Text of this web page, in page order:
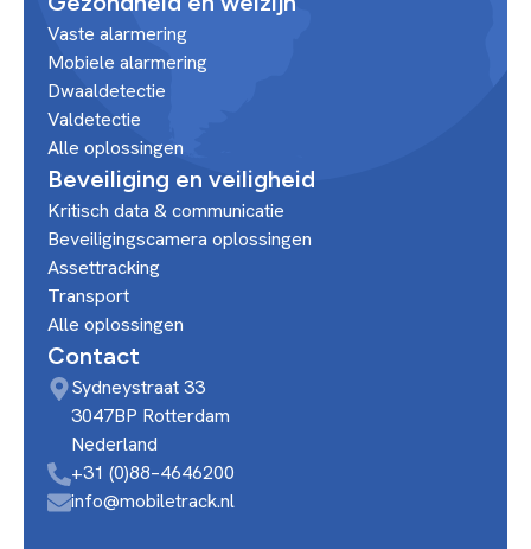
Vaste alarmering
Mobiele alarmering
Dwaaldetectie
Valdetectie
Alle oplossingen
Beveiliging en veiligheid
Kritisch data & communicatie
Beveiligingscamera oplossingen
Assettracking
Transport
Alle oplossingen
Contact
Sydneystraat 33
3047BP Rotterdam
Nederland
+31 (0)88–4646200
info@mobiletrack.nl